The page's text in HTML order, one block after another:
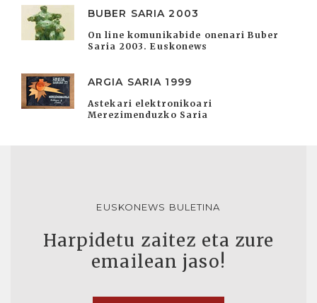
BUBER SARIA 2003
On line komunikabide onenari Buber
Saria 2003. Euskonews
ARGIA SARIA 1999
Astekari elektronikoari
Merezimenduzko Saria
EUSKONEWS BULETINA
Harpidetu zaitez eta zure
emailean jaso!